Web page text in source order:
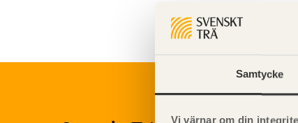
Samtycke
Vi värnar om din